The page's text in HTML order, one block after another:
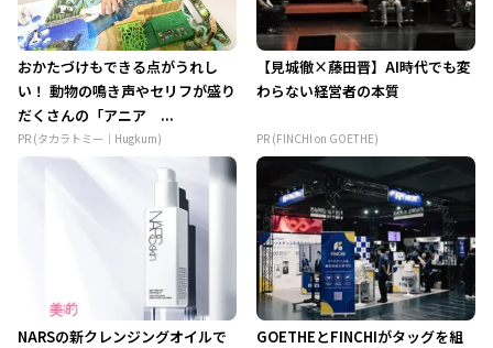
おかたづけもできる点がうれし
い！ 動物の鳴き声やセリフが盛り
だくさんの「アニア ...
PR (タカラトミー｜Hugkum)
【見城徹×藤田晋】AI時代でも変
わらない経営者の本質
PR (FINCHI on GOETHE)
NARSの新クレンジングオイルで
GOETHEとFINCHIがタッグを組